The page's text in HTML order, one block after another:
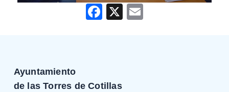
Facebook
X
Ayuntamiento
de las Torres de Cotillas